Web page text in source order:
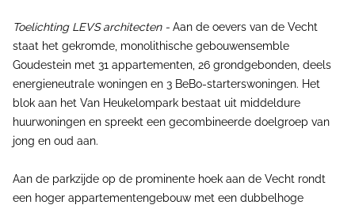
Toelichting LEVS architecten - Aan de oevers van de Vecht
staat het gekromde, monolithische gebouwensemble
Goudestein met 31 appartementen, 26 grondgebonden, deels
energieneutrale woningen en 3 BeBo-starterswoningen. Het
blok aan het Van Heukelompark bestaat uit middeldure
huurwoningen en spreekt een gecombineerde doelgroep van
jong en oud aan.
Aan de parkzijde op de prominente hoek aan de Vecht rondt
een hoger appartementengebouw met een dubbelhoge